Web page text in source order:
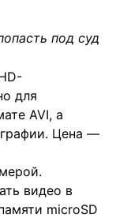
под суд
для
AVI, а
Цена —
видео в
microSD